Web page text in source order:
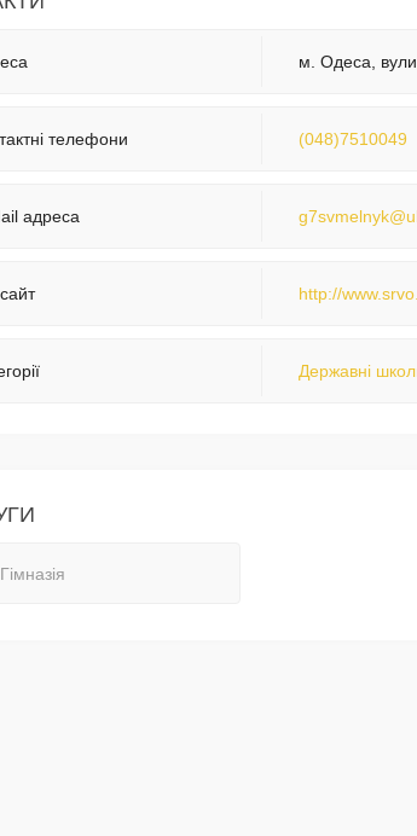
м. Одеса,
телефони (048)7510049
адреса
http://
Державні
Гімназія